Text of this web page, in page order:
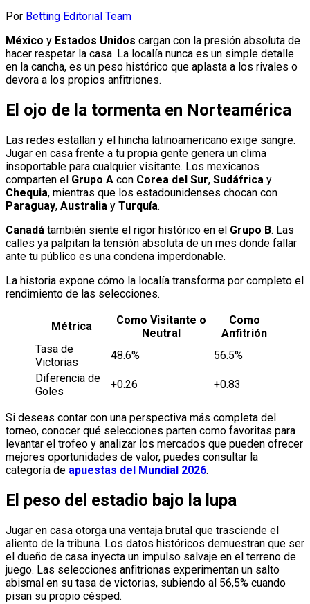
Por Betting Editorial Team
México y Estados Unidos cargan con la presión absoluta de
hacer respetar la casa. La localía nunca es un simple detalle
en la cancha, es un peso histórico que aplasta a los rivales o
devora a los propios anfitriones.
El ojo de la tormenta en Norteamérica
Las redes estallan y el hincha latinoamericano exige sangre.
Jugar en casa frente a tu propia gente genera un clima
insoportable para cualquier visitante. Los mexicanos
comparten el Grupo A con Corea del Sur, Sudáfrica y
Chequia, mientras que los estadounidenses chocan con
Paraguay, Australia y Turquía.
Canadá también siente el rigor histórico en el Grupo B. Las
calles ya palpitan la tensión absoluta de un mes donde fallar
ante tu público es una condena imperdonable.
La historia expone cómo la localía transforma por completo el
rendimiento de las selecciones.
Métrica
Como Visitante o
Neutral
Como
Anfitrión
Tasa de
Victorias
48.6%
56.5%
Diferencia de
Goles
+0.26 +0.83
Si deseas contar con una perspectiva más completa del
torneo, conocer qué selecciones parten como favoritas para
levantar el trofeo y analizar los mercados que pueden ofrecer
mejores oportunidades de valor, puedes consultar la
categoría de apuestas del Mundial 2026.
El peso del estadio bajo la lupa
Jugar en casa otorga una ventaja brutal que trasciende el
aliento de la tribuna. Los datos históricos demuestran que ser
el dueño de casa inyecta un impulso salvaje en el terreno de
juego. Las selecciones anfitrionas experimentan un salto
abismal en su tasa de victorias, subiendo al 56,5% cuando
pisan su propio césped.